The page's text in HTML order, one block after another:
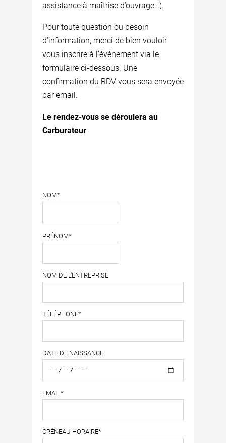
assistance à maîtrise d’ouvrage…).
Pour toute question ou besoin
d’information, merci de bien vouloir
vous inscrire à l’événement via le
formulaire ci-dessous. Une
confirmation du RDV vous sera envoyée
par email.
Le rendez-vous se déroulera au
Carburateur
NOM*
PRÉNOM*
NOM DE L'ENTREPRISE
TÉLÉPHONE*
DATE DE NAISSANCE
EMAIL*
CRÉNEAU HORAIRE*